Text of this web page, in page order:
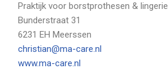
Praktijk voor borstprothesen & lingerie
Bunderstraat 31
6231 EH Meerssen
christian@ma-care.nl
www.ma-care.nl